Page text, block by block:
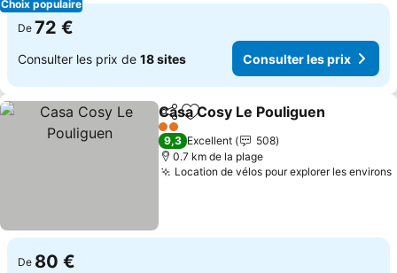
Choix populaire
De 72 €
Consulter les prix de 18 sites Consulter les prix
PartagerAjouter à mes favoris
Casa Cosy Le Pouliguen
2 Étoiles
9,3 Excellent
508
0.7 km de la plage
Location de vélos pour explorer les environs
De 80 €